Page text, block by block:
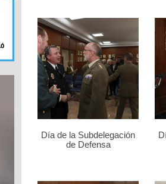
Día de la Subdelegación
de Defensa